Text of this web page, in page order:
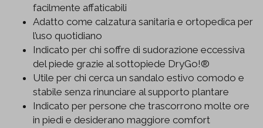
facilmente affaticabili
Adatto come calzatura sanitaria e ortopedica per
l’uso quotidiano
Indicato per chi soffre di sudorazione eccessiva
del piede grazie al sottopiede DryGo!®
Utile per chi cerca un sandalo estivo comodo e
stabile senza rinunciare al supporto plantare
Indicato per persone che trascorrono molte ore
in piedi e desiderano maggiore comfort